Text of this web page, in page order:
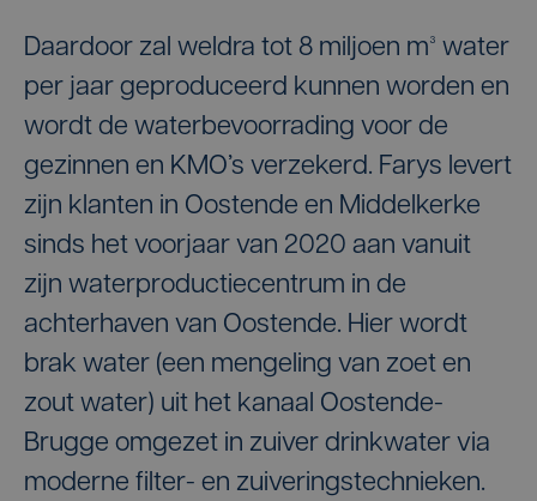
Daardoor zal weldra tot 8 miljoen m³ water
per jaar geproduceerd kunnen worden en
wordt de waterbevoorrading voor de
gezinnen en KMO’s verzekerd. Farys levert
zijn klanten in Oostende en Middelkerke
sinds het voorjaar van 2020 aan vanuit
zijn waterproductiecentrum in de
achterhaven van Oostende. Hier wordt
brak water (een mengeling van zoet en
zout water) uit het kanaal Oostende-
Brugge omgezet in zuiver drinkwater via
moderne filter- en zuiveringstechnieken.